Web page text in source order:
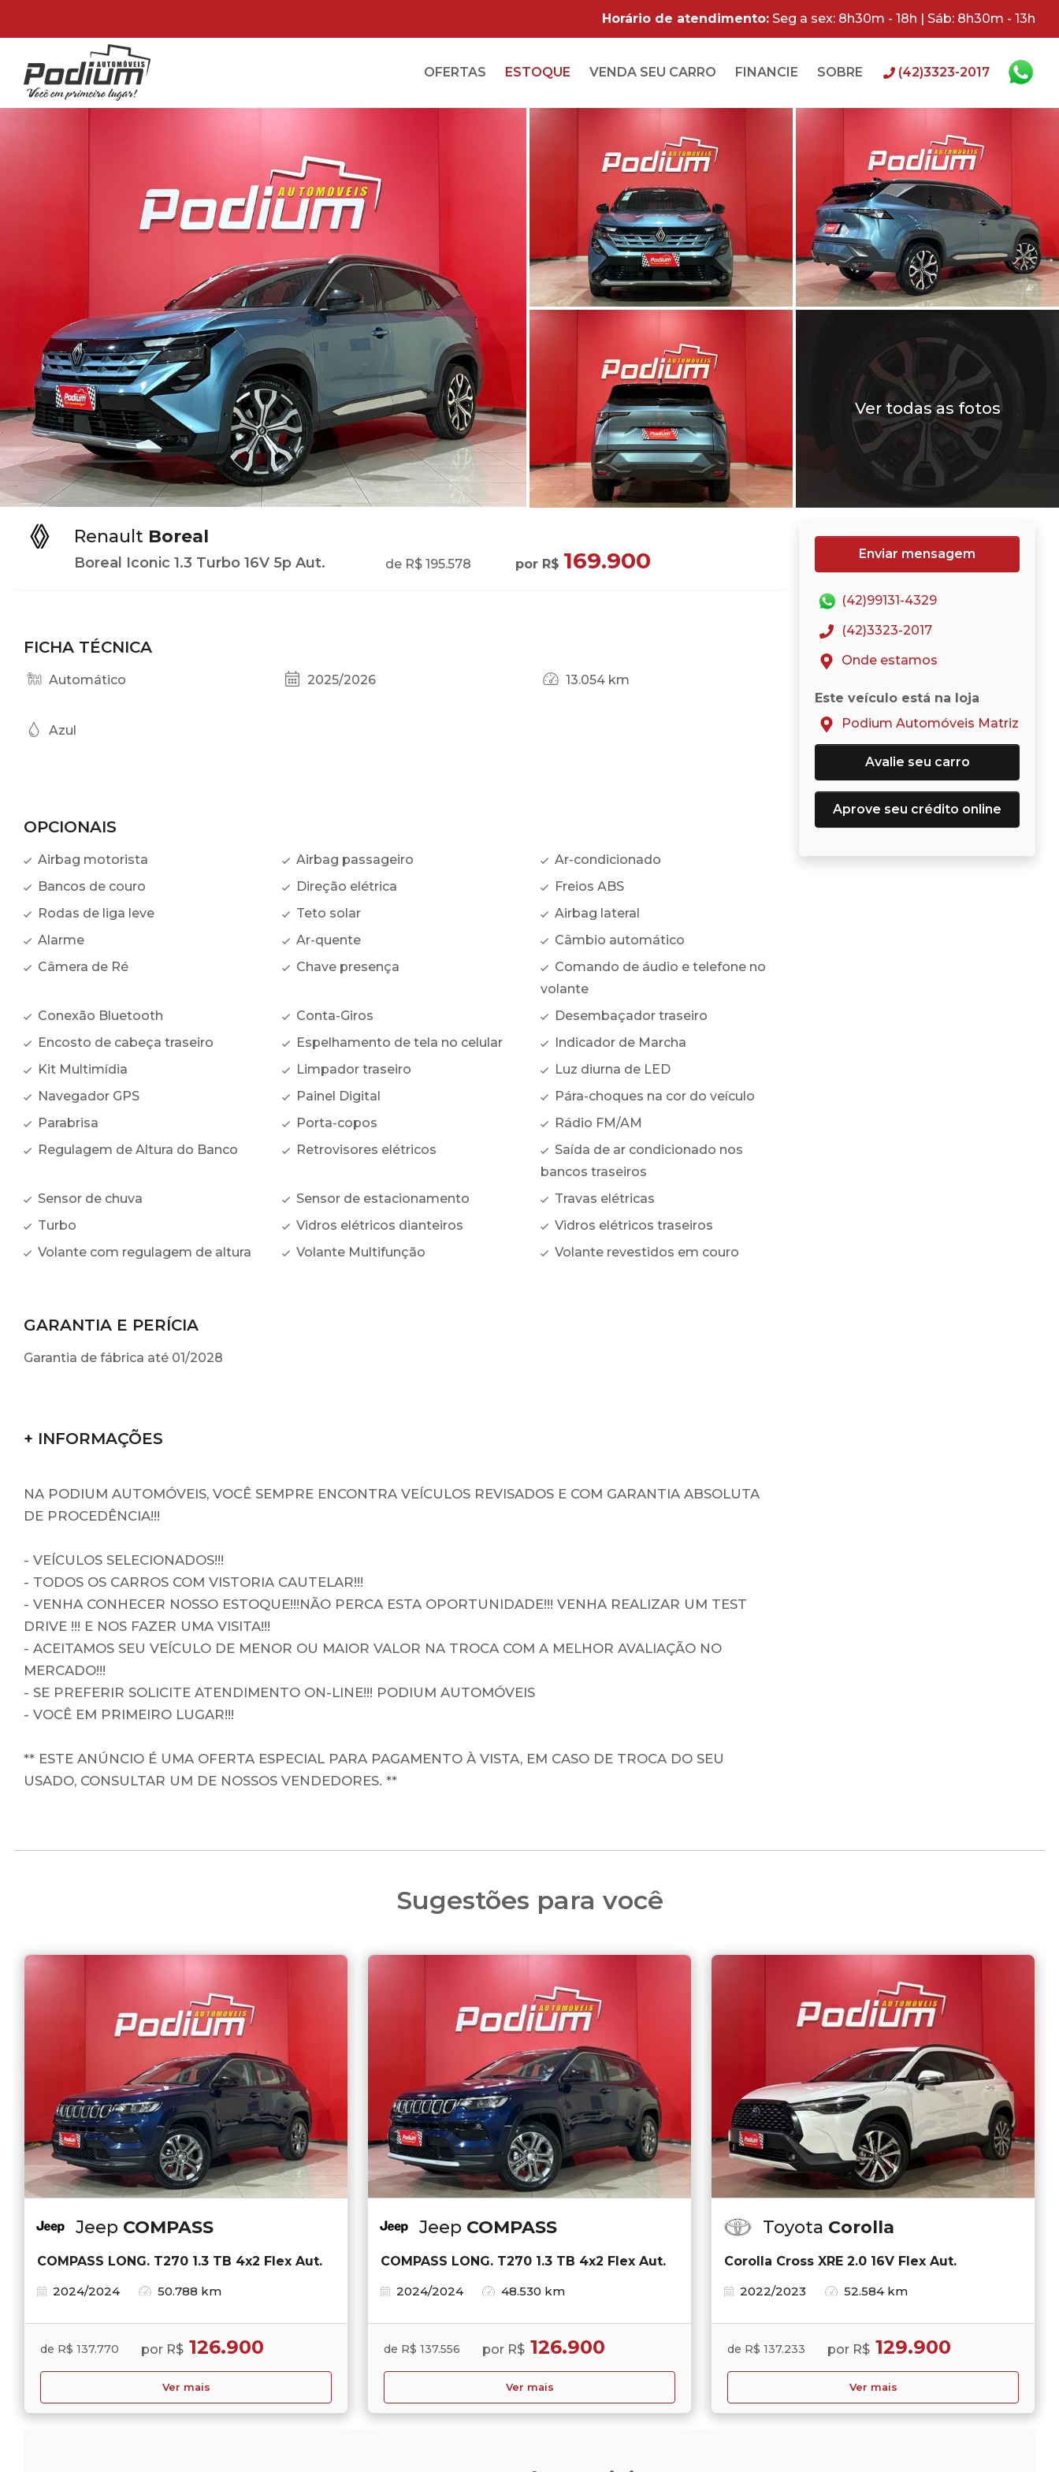
Horário de atendimento: Seg a sex: 8h30m - 18h | Sáb: 8h30m - 13h
OFERTAS ESTOQUE VENDA SEU CARRO FINANCIE SOBRE (42)3323-2017
Ver todas as fotos
Renault Boreal
Boreal Iconic 1.3 Turbo 16V 5p Aut. de R$ 195.578 por R$ 169.900
FICHA TÉCNICA
Automático 2025/2026 13.054 km
Azul
OPCIONAIS
Airbag motorista Airbag passageiro
Ar-condicionado
Bancos de couro
Direção elétrica
Freios ABS
Rodas de liga leve
Teto solar
Airbag lateral
Alarme
Ar-quente
Câmbio automático
Câmera de Ré
Chave presença
Comando de áudio e telefone no
volante
Conexão Bluetooth
Conta-Giros
Desembaçador traseiro
Encosto de cabeça traseiro
Espelhamento de tela no celular
Indicador de Marcha
Kit Multimídia
Limpador traseiro
Luz diurna de LED
Navegador GPS
Painel Digital
Pára-choques na cor do veículo
Parabrisa
Porta-copos
Rádio FM/AM
Regulagem de Altura do Banco
Retrovisores elétricos
Saída de ar condicionado nos
bancos traseiros
Sensor de chuva
Sensor de estacionamento
Travas elétricas
Turbo
Vidros elétricos dianteiros
Vidros elétricos traseiros
Volante com regulagem de altura
Volante Multifunção Volante revestidos em couro
GARANTIA E PERÍCIA
Garantia de fábrica até 01/2028
+ INFORMAÇÕES
NA PODIUM AUTOMÓVEIS, VOCÊ SEMPRE ENCONTRA VEÍCULOS REVISADOS E COM GARANTIA ABSOLUTA
DE PROCEDÊNCIA!!!
- VEÍCULOS SELECIONADOS!!!
- TODOS OS CARROS COM VISTORIA CAUTELAR!!!
- VENHA CONHECER NOSSO ESTOQUE!!!NÃO PERCA ESTA OPORTUNIDADE!!! VENHA REALIZAR UM TEST
DRIVE !!! E NOS FAZER UMA VISITA!!!
- ACEITAMOS SEU VEÍCULO DE MENOR OU MAIOR VALOR NA TROCA COM A MELHOR AVALIAÇÃO NO
MERCADO!!!
- SE PREFERIR SOLICITE ATENDIMENTO ON-LINE!!! PODIUM AUTOMÓVEIS
- VOCÊ EM PRIMEIRO LUGAR!!!
** ESTE ANÚNCIO É UMA OFERTA ESPECIAL PARA PAGAMENTO À VISTA, EM CASO DE TROCA DO SEU
USADO, CONSULTAR UM DE NOSSOS VENDEDORES. **
Enviar mensagem
(42)99131-4329
(42)3323-2017
Onde estamos
Este veículo está na loja
Podium Automóveis Matriz
Avalie seu carro
Aprove seu crédito online
Sugestões para você
Jeep COMPASS
COMPASS LONG. T270 1.3 TB 4x2 Flex Aut.
2024/2024
50.788 km
de R$ 137.770 por R$ 126.900
Ver mais
Jeep COMPASS
COMPASS LONG. T270 1.3 TB 4x2 Flex Aut.
2024/2024
48.530 km
de R$ 137.556 por R$ 126.900
Ver mais
Toyota Corolla
Corolla Cross XRE 2.0 16V Flex Aut.
2022/2023
52.584 km
de R$ 137.233 por R$ 129.900
Ver mais